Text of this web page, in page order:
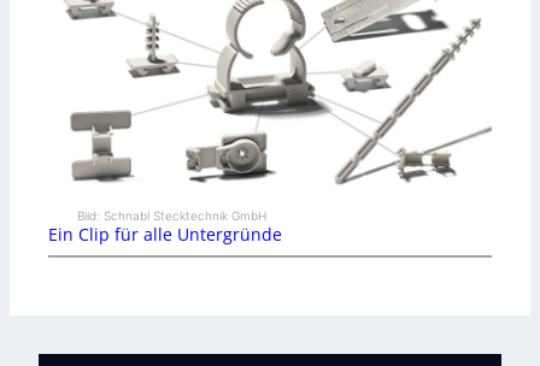
Bild: Schnabl Stecktechnik GmbH
Ein Clip für alle Untergründe